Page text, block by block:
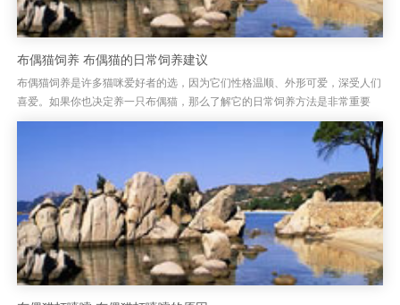
布偶猫饲养 布偶猫的日常饲养建议
布偶猫饲养是许多猫咪爱好者的选，因为它们性格温顺、外形可爱，深受人们
喜爱。如果你也决定养一只布偶猫，那么了解它的日常饲养方法是非常重要
的。布偶猫的性格温和、亲人，适合家庭养育，但它们对环境的舒适度要求...